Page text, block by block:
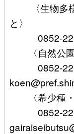
〈生物多様
と〉
0852-22-
〈自然公園
0852-22-
〈希少種・
0852-22-